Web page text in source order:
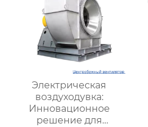
Электрическая
воздуходувка:
Инновационное
решение для